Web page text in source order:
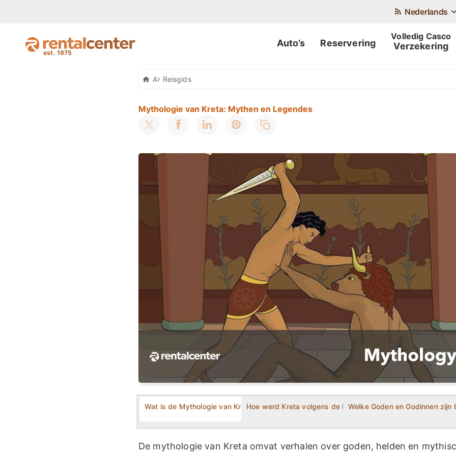
Auto Huren Kreta
Reisgids
Mythologie van Kreta: Mythen en Legendes
Wat is de Mythologie van Kreta?Hoe werd Kreta volgens de Kretenzische Mythologie
Welke Goden en Godinnen zijn
De mythologie van Kreta omvat verhalen over goden, helden en
Nederlands
Auto’s Reservering Verzekering